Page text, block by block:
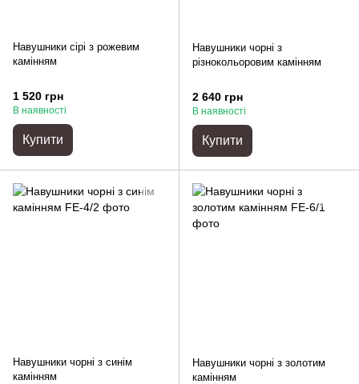
Навушники сірі з рожевим
камінням
1 520 грн
В наявності
Купити
Навушники чорні з
різнокольоровим камінням
2 640 грн
В наявності
Купити
Навушники чорні з синім
камінням
Навушники чорні з золотим
камінням